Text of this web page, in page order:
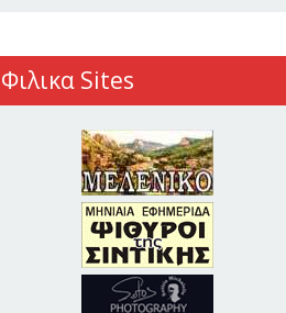
Φιλικα Sites